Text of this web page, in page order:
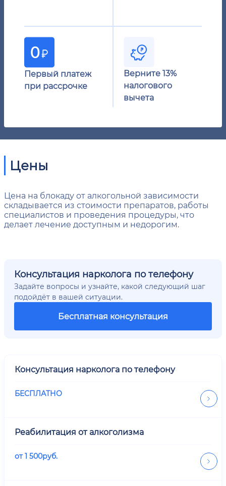
Первый платеж
при рассрочке
Верните 13%
налогового
вычета
Цены
Цена на блокаду от алкогольной зависимости
складывается из стоимости препаратов, работы
специалистов и проведения процедуры, что
делает лечение доступным и недорогим.
Консультация нарколога по телефону
Задайте вопросы и узнайте, какой следующий шаг
подойдёт в вашей ситуации.
Бесплатная консультация
Консультация нарколога по телефону
БЕСПЛАТНО
Реабилитация от алкоголизма
от1 500руб.